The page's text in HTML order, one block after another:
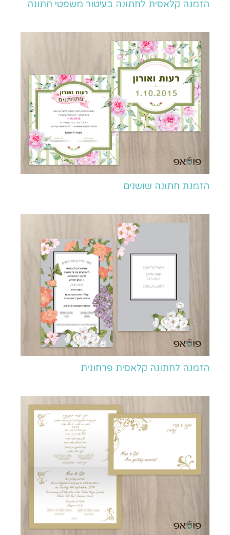
הזמנה קלאסית לחתונה בעיטור משפטי חתונה
הזמנת חתונה שושנים
הזמנה לחתונה קלאסית פרחונית